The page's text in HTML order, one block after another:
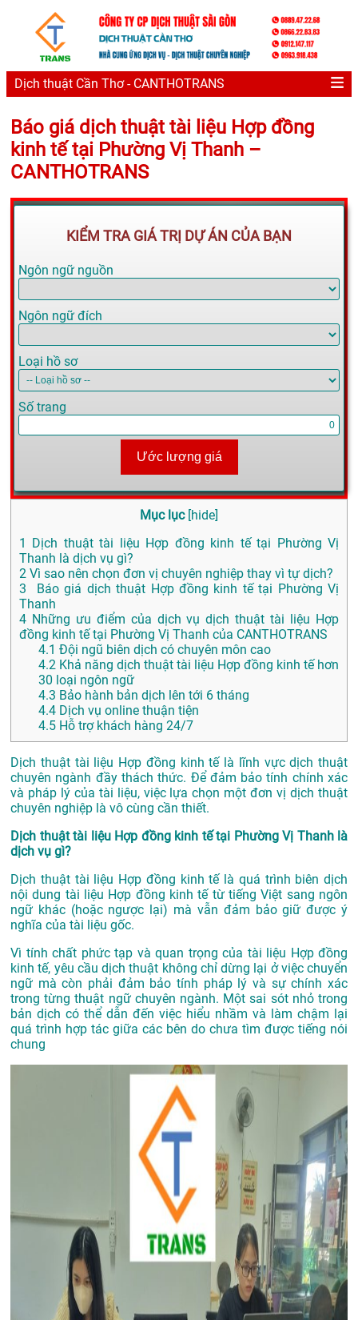
Dịch thuật Cần Thơ - CANTHOTRANS
Báo giá dịch thuật tài liệu Hợp đồng
kinh tế tại Phường Vị Thanh –
CANTHOTRANS
KIỂM TRA GIÁ TRỊ DỰ ÁN CỦA BẠN
Ngôn ngữ nguồn
Ngôn ngữ đích
Loại hồ sơ
Số trang
Ước lượng giá
Mục lục [hide]
1
Dịch thuật tài liệu Hợp đồng kinh tế tại Phường Vị
Thanh là dịch vụ gì?
2 Vì sao nên chọn đơn vị chuyên nghiệp thay vì tự dịch?
3 Báo giá dịch thuật Hợp đồng kinh tế tại Phường Vị
Thanh
4 Những ưu điểm của dịch vụ dịch thuật tài liệu Hợp
đồng kinh tế tại Phường Vị Thanh của CANTHOTRANS
4.1 Đội ngũ biên dịch có chuyên môn cao
4.2 Khả năng dịch thuật tài liệu Hợp đồng kinh tế hơn
30 loại ngôn ngữ
4.3 Bảo hành bản dịch lên tới 6 tháng
4.4 Dịch vụ online thuận tiện
4.5 Hỗ trợ khách hàng 24/7
Dịch thuật tài liệu Hợp đồng kinh tế là lĩnh vực dịch thuật
chuyên ngành đầy thách thức. Để đảm bảo tính chính xác
và pháp lý của tài liệu, việc lựa chọn một đơn vị dịch thuật
chuyên nghiệp là vô cùng cần thiết.
Dịch thuật tài liệu Hợp đồng kinh tế tại Phường Vị Thanh là
dịch vụ gì?
Dịch thuật tài liệu Hợp đồng kinh tế là quá trình biên dịch
nội dung tài liệu Hợp đồng kinh tế từ tiếng Việt sang ngôn
ngữ khác (hoặc ngược lại) mà vẫn đảm bảo giữ được ý
nghĩa của tài liệu gốc.
Vì tính chất phức tạp và quan trọng của tài liệu Hợp đồng
kinh tế, yêu cầu dịch thuật không chỉ dừng lại ở việc chuyển
ngữ mà còn phải đảm bảo tính pháp lý và sự chính xác
trong từng thuật ngữ chuyên ngành. Một sai sót nhỏ trong
bản dịch có thể dẫn đến việc hiểu nhầm và làm chậm lại
quá trình hợp tác giữa các bên do chưa tìm được tiếng nói
chung